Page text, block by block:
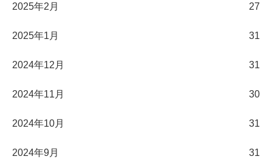
2025年2月 27
2025年1月 31
2024年12月 31
2024年11月 30
2024年10月 31
2024年9月 31